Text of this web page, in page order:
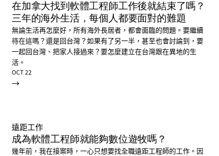
在加拿大找到軟體工程師工作後就結束了嗎？
三年的海外生活，每個人都要面對的難題
無論生活再怎麼好，所有海外長居者，都會面臨的問題。要繼續
待在這嗎？還是回台灣？如果有了另一半，甚至也會討論到，要
一起回台灣、把家人接過來？要怎麼建立在台灣跟在異地的生
活。
OCT 22
→
遠距工作
成為軟體工程師就能夠數位遊牧嗎？
幾年前，我在接案時，一心只想要找全職遠距工程師的工作。因